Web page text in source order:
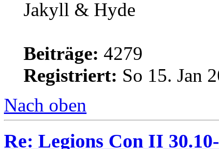
Jakyll & Hyde
Beiträge: 4279
Registriert: So 15. Jan
Nach oben
Re: Legions Con II